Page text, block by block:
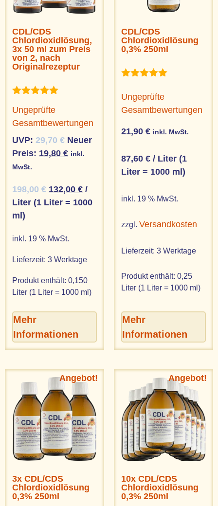
CDL/CDS
Chlordioxidlösung,
3x 50 ml zum Preis
von 2, nach
Originalrezeptur
mit
5.00
von 5
Ungeprüfte
Gesamtbewertungen
UVP: 29,70 € Neuer
Preis: 19,80 € inkl.
MwSt.
198,00 € 132,00 € /
Liter (1 Liter = 1000
ml)
inkl. 19 % MwSt.
Lieferzeit: 3 Werktage
Produkt enthält: 0,150
Liter (1 Liter = 1000 ml)
Mehr
Informationen
CDL/CDS
Chlordioxidlösung
0,3% 250ml
mit
5.00
von 5
Ungeprüfte
Gesamtbewertungen
21,90 € inkl. MwSt.
87,60 € / Liter (1
Liter = 1000 ml)
inkl. 19 % MwSt.
zzgl. Versandkosten
Lieferzeit: 3 Werktage
Produkt enthält: 0,25
Liter (1 Liter = 1000 ml)
Mehr
Informationen
Angebot!
3x CDL/CDS
Chlordioxidlösung
0,3% 250ml
Angebot!
10x CDL/CDS
Chlordioxidlösung
0,3% 250ml